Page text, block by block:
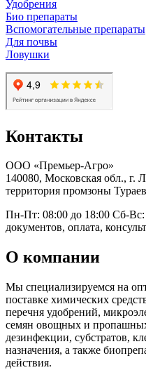
Удобрения
Био препараты
Вспомогательные препараты
Для почвы
Ловушки
Контакты
ООО «Премьер-Агро»
140080, Московская обл., г.
территория промзоны
Пн-Пт: 08:00 до 18:00 Сб-
документов, оплата,
О компании
Мы специализируемся на
поставке химических
перечня удобрений,
семян овощных и пропашных
дезинфекции, субстратов,
назначения, а также
действия.